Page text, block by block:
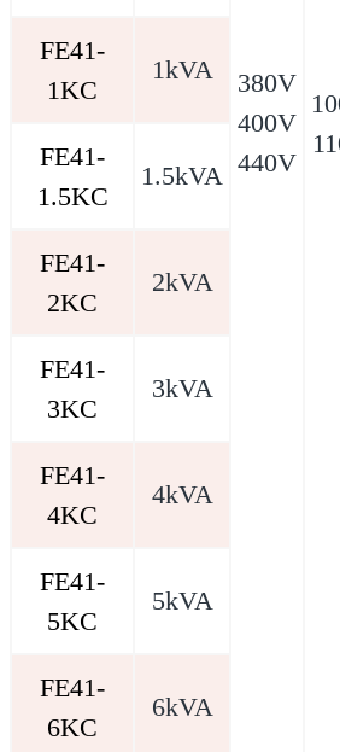
380V
400V
440V
FE41-
1KC
1kVA
FE41-
1.5KC
1.5kVA
FE41-
2KC
2kVA
FE41-
3KC
3kVA
FE41-
4KC
4kVA
FE41-
5KC
5kVA
FE41-
6KC
6kVA